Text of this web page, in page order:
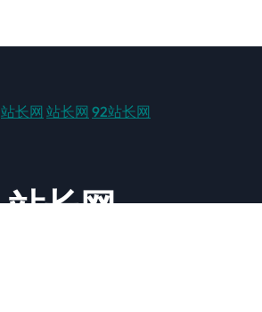
站长网 站长网 92站长网
站长网